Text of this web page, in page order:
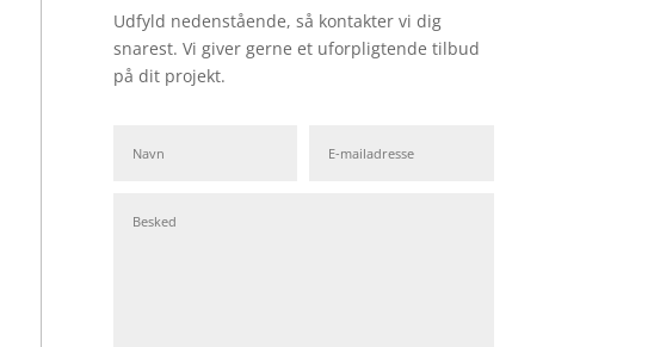
Udfyld nedenstående, så kontakter vi dig
snarest. Vi giver gerne et uforpligtende tilbud
på dit projekt.